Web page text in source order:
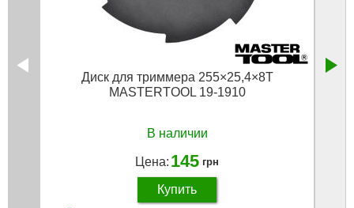
Диск для триммера 255×25,4×8Т
MASTERTOOL 19-1910
В наличии
Цена: 145 грн
Купить